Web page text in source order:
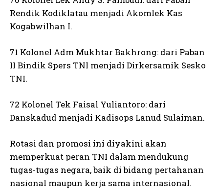
Rendik Kodiklatau menjadi Akomlek Kas
Kogabwilhan I.
71 Kolonel Adm Mukhtar Bakhrong: dari Paban
II Bindik Spers TNI menjadi Dirkersamik Sesko
TNI.
72 Kolonel Tek Faisal Yuliantoro: dari
Danskadud menjadi Kadisops Lanud Sulaiman.
Rotasi dan promosi ini diyakini akan
memperkuat peran TNI dalam mendukung
tugas-tugas negara, baik di bidang pertahanan
nasional maupun kerja sama internasional.